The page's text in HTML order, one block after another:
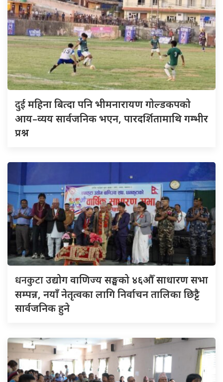
दुईमहिना बित्दा पनि भीमनारायण गोल्डकपको
आय–व्यय सार्वजनिक भएन, पारदर्शितामाथि गम्भीर
प्रश्न
धनकुटाउद्योग वाणिज्य सङ्घको ४६औँ साधारण सभा
सम्पन्न, नयाँ नेतृत्वका लागि निर्वाचन तालिका छिट्टै
सार्वजनिक हुने